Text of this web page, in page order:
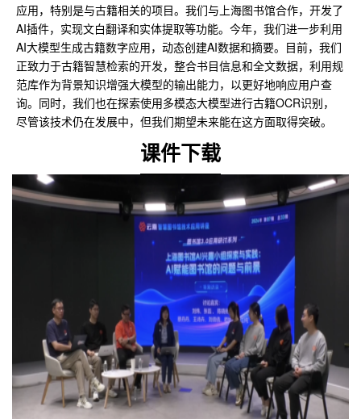
应用，特别是与古籍相关的项目。我们与上海图书馆合作，开发了
AI插件，实现文白翻译和实体提取等功能。今年，我们进一步利用
AI大模型生成古籍数字应用，动态创建AI数据和摘要。目前，我们
正致力于古籍智慧检索的开发，整合书目信息和全文数据，利用规
范库作为背景知识增强大模型的输出能力，以更好地响应用户查
询。同时，我们也在探索使用多模态大模型进行古籍OCR识别，
尽管该技术仍在发展中，但我们期望未来能在这方面取得突破。
课件下载